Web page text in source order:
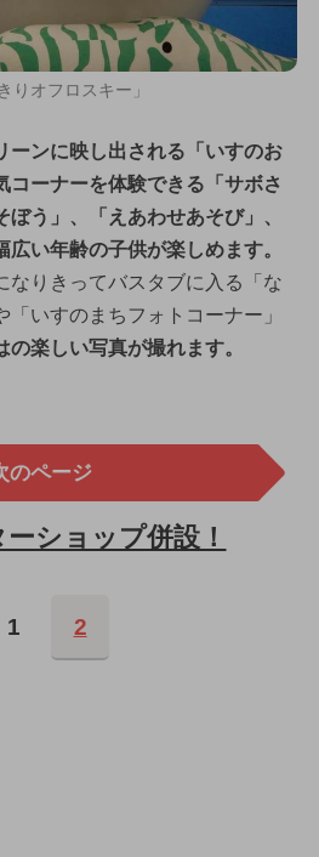
りオフロスキー」
ーンに映し出される「いすのお
コーナーを体験できる「サボさ
う」、「えあわせあそび」、
広い年齢の子供が楽しめます。
なりきってバスタブに入る「な
「いすのまちフォトコーナー」
の楽しい写真が撮れます。
のページ
ショップ併設！
1 2